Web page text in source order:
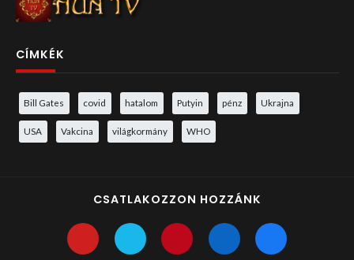
CÍMKÉK
Bill Gates covid hatalom Putyin pénz Ukrajna
USA Vakcina világkormány WHO
CSATLAKOZZON HOZZÁNK